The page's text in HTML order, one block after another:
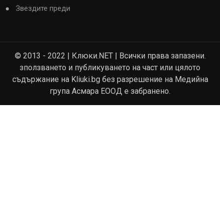
Звездите преди
© 2013 - 2022 | Клюки.NET | Всички права запазени.
зползването и публикуването на част или цялото
съдържание на Kliuki.bg без разрешение на Медийна
група Асмара ЕООД е забранено.